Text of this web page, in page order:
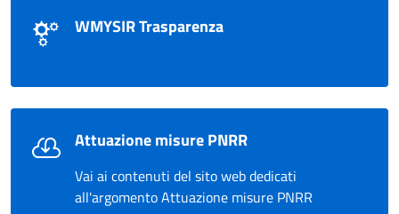
WMYSIR Trasparenza
Attuazione misure PNRR
Vai ai contenuti del sito web dedicati
all'argomento Attuazione misure PNRR